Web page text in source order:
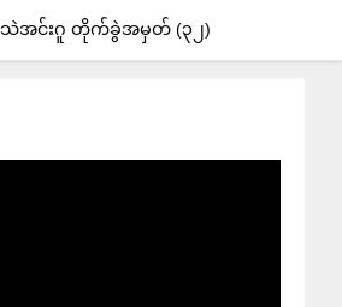
သဲအင်းဂူ တိုက်ခွဲအမှတ် (၃၂)